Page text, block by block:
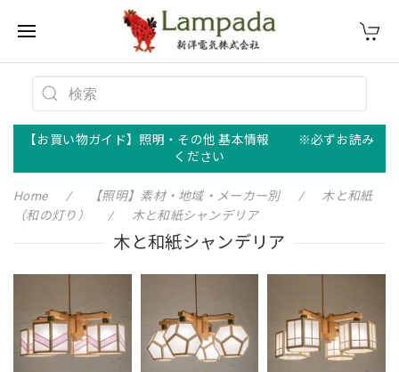
【お買い物ガイド】照明・その他 基本情報 ※必ずお読み
ください
Home 【照明】素材・地域・メーカー別
木と和紙
（和の灯り）
木と和紙シャンデリア
木と和紙シャンデリア